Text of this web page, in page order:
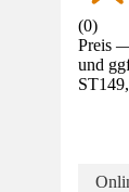
(0)
Preis
und
ST